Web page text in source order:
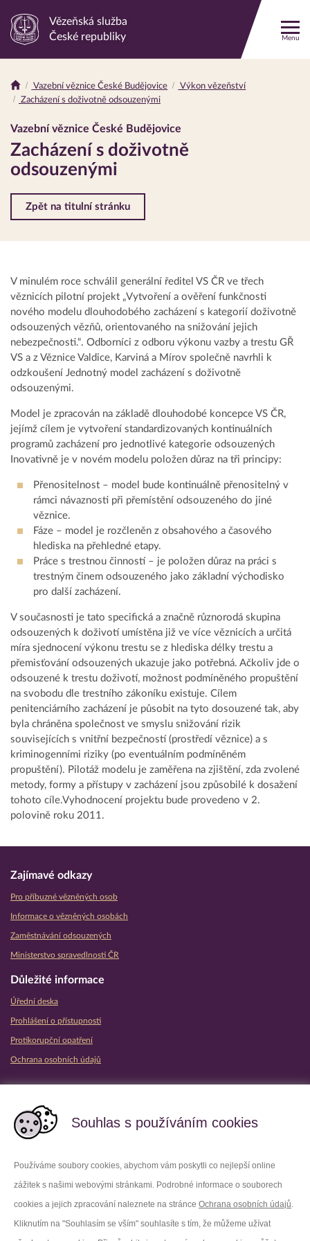
Souhlas s používáním cookies
Používáme soubory cookies, abychom vám poskytli co nejlepší online
zážitek s našimi webovými stránkami. Podrobné informace o souborech
cookies a jejich zpracování naleznete na stránce Ochrana osobních údajů.
Kliknutím na "Souhlasím se vším" souhlasíte s tím, že můžeme užívat
Odkaz
stránku
Vězeňská služba
České republiky
Menu
Drobečková
Vazební věznice České Budějovice
Výkon vězeňství
Zacházení s doživotně odsouzenými
Vazební věznice České Budějovice
Zacházení s doživotně
odsouzenými
Zpět na titulní stránku
V minulém roce schválil generální ředitel VS ČR ve třech
věznicích pilotní projekt „Vytvoření a ověření funkčnosti
nového modelu dlouhodobého zacházení s kategorií doživotně
odsouzených vězňů, orientovaného na snižování jejich
nebezpečnosti.“. Odborníci z odboru výkonu vazby a trestu GŘ
VS a z Věznice Valdice, Karviná a Mírov společně navrhli k
odzkoušení Jednotný model zacházení s doživotně
odsouzenými.
Model je zpracován na základě dlouhodobé koncepce VS ČR,
jejímž cílem je vytvoření standardizovaných kontinuálních
programů zacházení pro jednotlivé kategorie odsouzených
Inovativně je v novém modelu položen důraz na tři principy:
Přenositelnost – model bude kontinuálně přenositelný v
rámci návaznosti při přemístění odsouzeného do jiné
věznice.
Fáze – model je rozčleněn z obsahového a časového
hlediska na přehledné etapy.
Práce s trestnou činností – je položen důraz na práci s
trestným činem odsouzeného jako základní východisko
pro další zacházení.
V současnosti je tato specifická a značně různorodá skupina
odsouzených k doživotí umístěna již ve více věznicích a určitá
míra sjednocení výkonu trestu se z hlediska délky trestu a
přemisťování odsouzených ukazuje jako potřebná. Ačkoliv jde o
odsouzené k trestu doživotí, možnost podmíněného propuštění
na svobodu dle trestního zákoníku existuje. Cílem
penitenciárního zacházení je působit na tyto dosouzené tak, aby
byla chráněna společnost ve smyslu snižování rizik
souvisejících s vnitřní bezpečností (prostředí věznice) a s
kriminogenními riziky (po eventuálním podmíněném
propuštění). Pilotáž modelu je zaměřena na zjištění, zda zvolené
metody, formy a přístupy v zacházení jsou způsobilé k dosažení
tohoto cíle.Vyhodnocení projektu bude provedeno v 2.
polovině roku 2011.
Zajímavé odkazy
Pro příbuzné vězněných osob
Informace o vězněných osobách
Zaměstnávání odsouzených
Ministerstvo spravedlnosti ČR
Důležité informace
Úřední deska
Prohlášení o přístupnosti
Protikorupční opatření
Ochrana osobních údajů
Facebook Youtube